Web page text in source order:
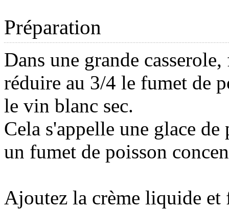
Préparation
Dans une grande casserole,
réduire au 3/4 le fumet de
le vin blanc sec.
Cela s'appelle une glace de
un fumet de poisson
Ajoutez la crème liquide et